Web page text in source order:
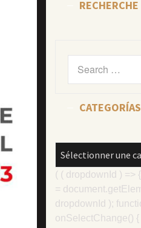
RECHERCHE
Search
for:
CATEGORÍAS
CATEGORÍAS